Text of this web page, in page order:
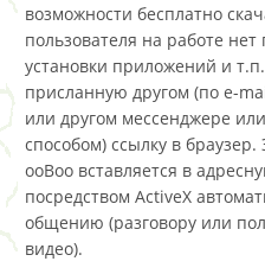
возможности бесплатно
пользователя на работе нет
установки приложений и
присланную другом (по e-
или другом мессенджере
способом) ссылку в
ооВоо вставляется в
посредством ActiveX
общению (разговору или
видео).